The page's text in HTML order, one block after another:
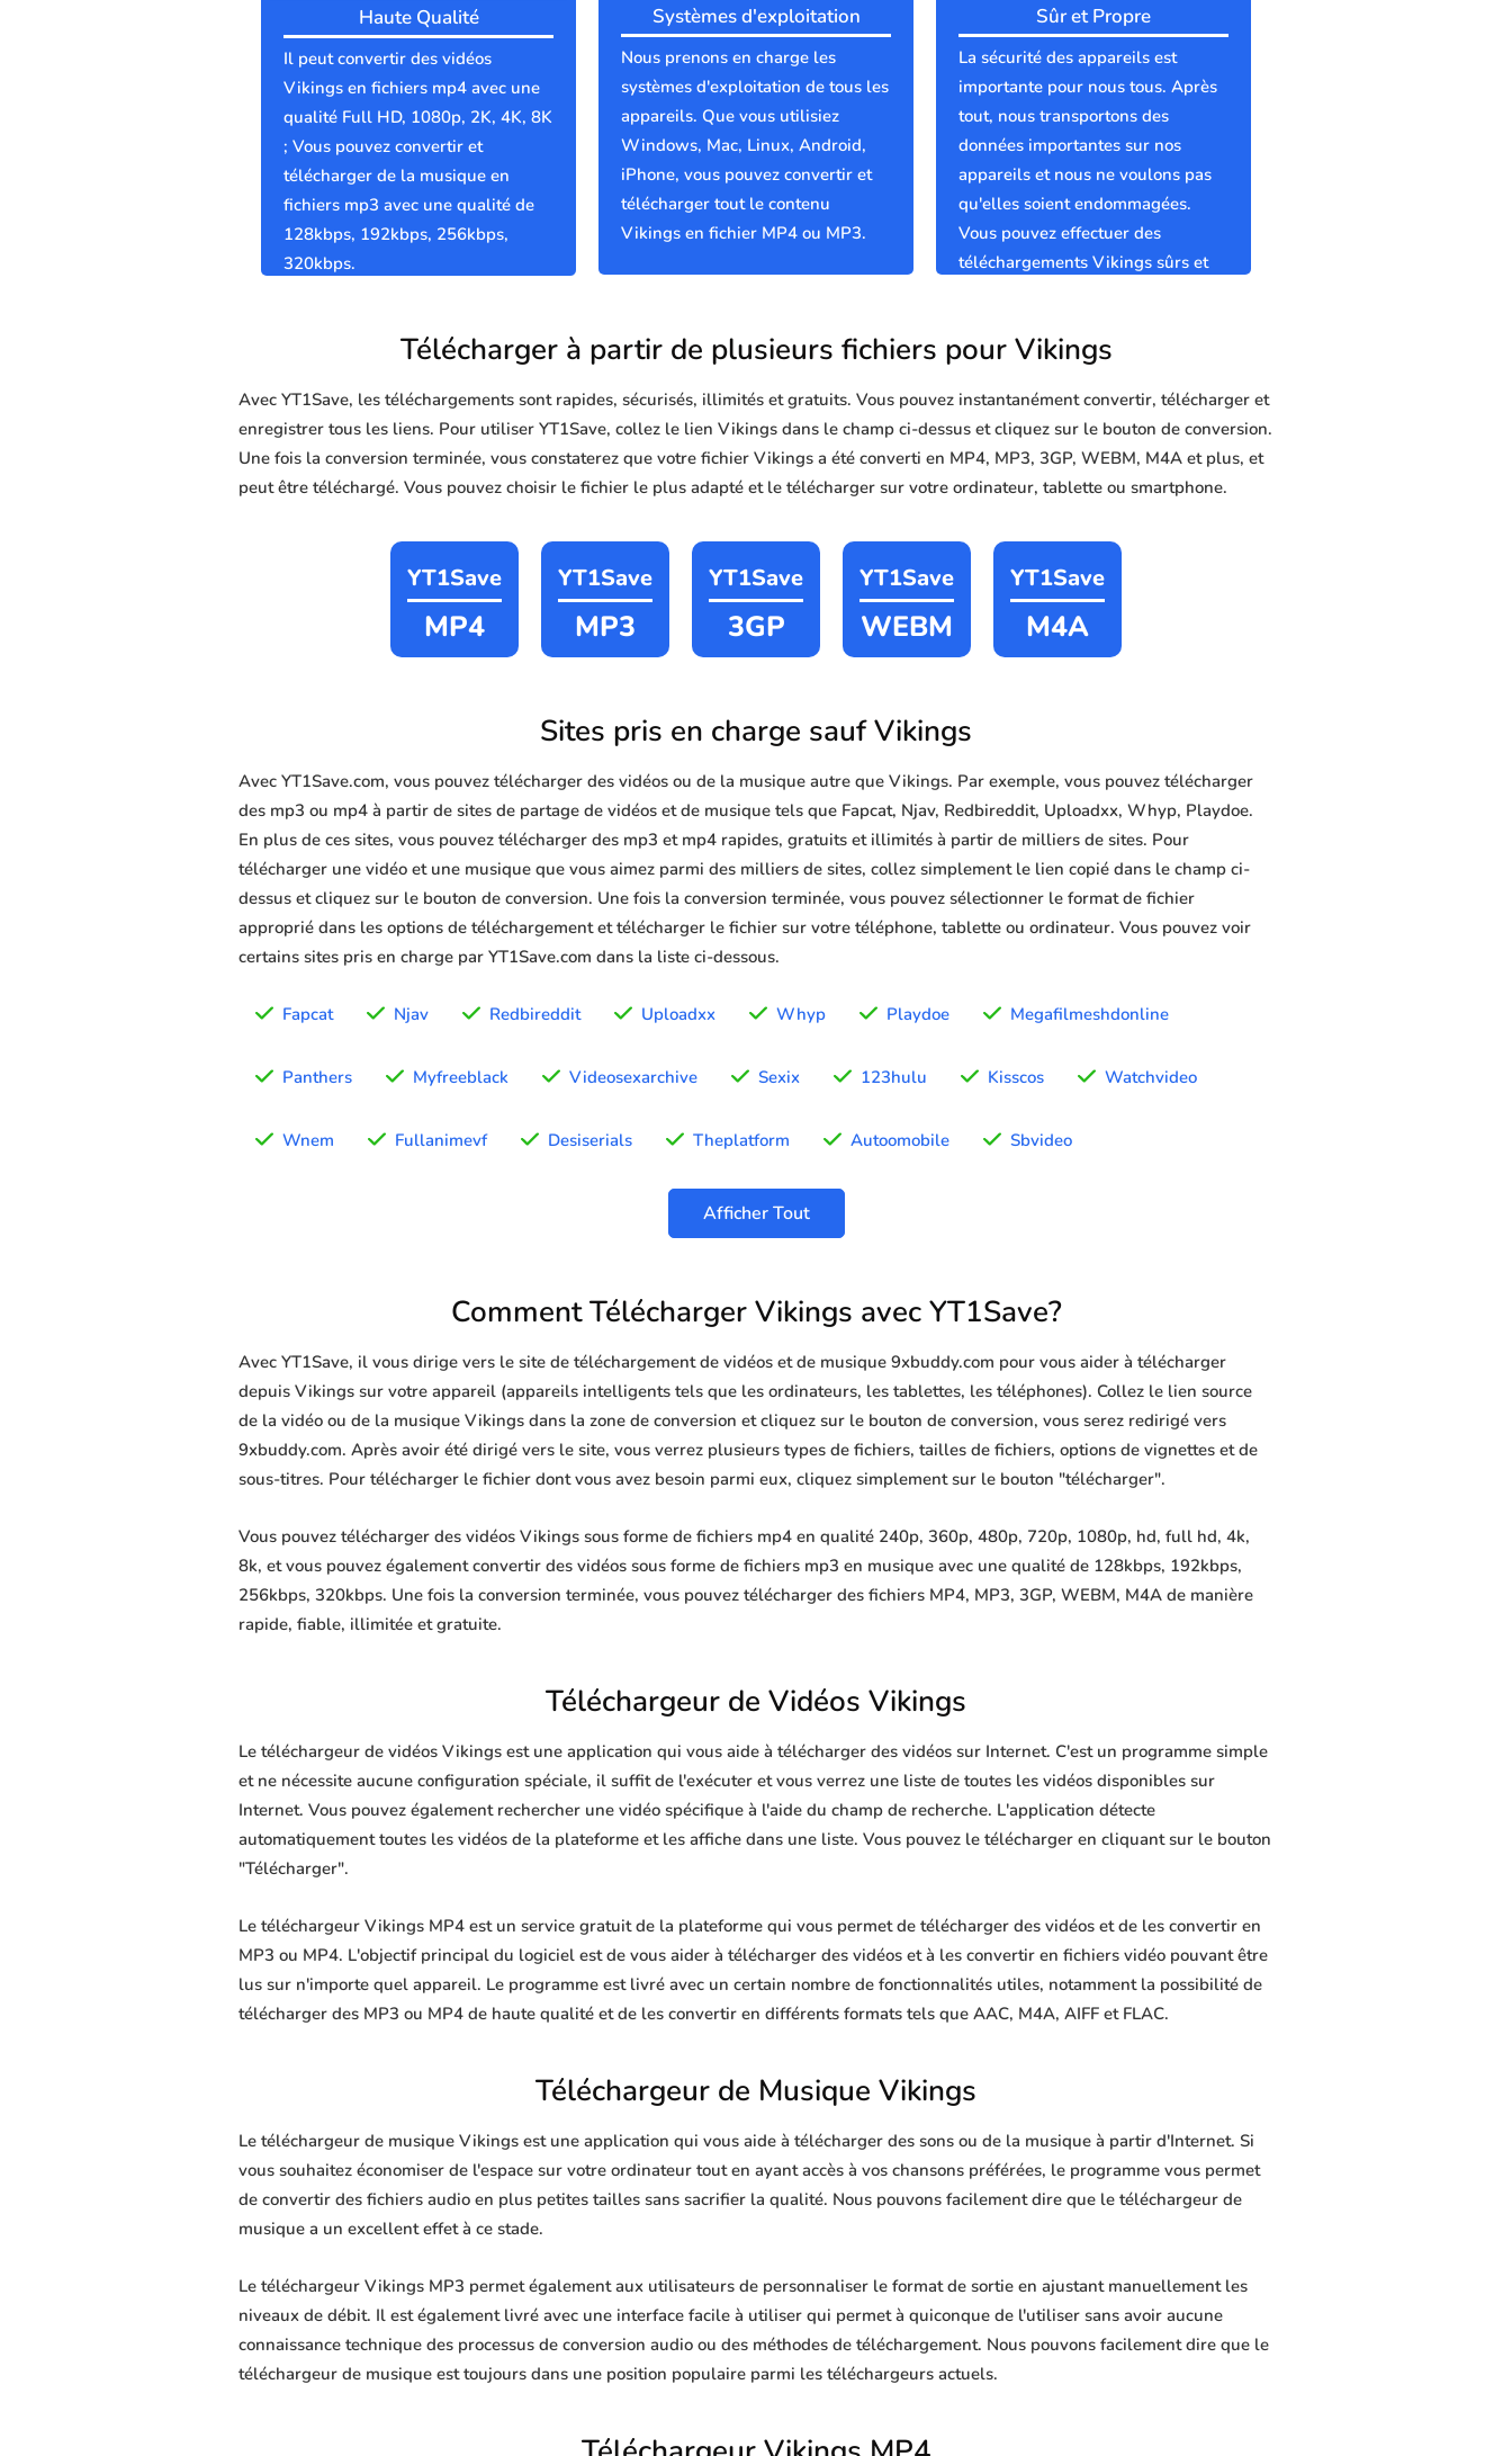
Haute Qualité
Il peut convertir des vidéos
Vikings en fichiers mp4 avec une
qualité Full HD, 1080p, 2K, 4K, 8K
; Vous pouvez convertir et
télécharger de la musique en
fichiers mp3 avec une qualité de
128kbps, 192kbps, 256kbps,
320kbps.
Systèmes d'exploitation
Nous prenons en charge les
systèmes d'exploitation de tous les
appareils. Que vous utilisiez
Windows, Mac, Linux, Android,
iPhone, vous pouvez convertir et
télécharger tout le contenu
Vikings en fichier MP4 ou MP3.
Sûr et Propre
La sécurité des appareils est
importante pour nous tous. Après
tout, nous transportons des
données importantes sur nos
appareils et nous ne voulons pas
qu'elles soient endommagées.
Vous pouvez effectuer des
téléchargements Vikings sûrs et
Télécharger à partir de plusieurs fichiers pour Vikings
Avec YT1Save, les téléchargements sont rapides, sécurisés, illimités et gratuits. Vous pouvez instantanément convertir, télécharger et
enregistrer tous les liens. Pour utiliser YT1Save, collez le lien Vikings dans le champ ci-dessus et cliquez sur le bouton de conversion.
Une fois la conversion terminée, vous constaterez que votre fichier Vikings a été converti en MP4, MP3, 3GP, WEBM, M4A et plus, et
peut être téléchargé. Vous pouvez choisir le fichier le plus adapté et le télécharger sur votre ordinateur, tablette ou smartphone.
YT1Save
MP4
YT1Save
MP3
YT1Save
3GP
YT1Save
WEBM
YT1Save
M4A
Sites pris en charge sauf Vikings
Avec YT1Save.com, vous pouvez télécharger des vidéos ou de la musique autre que Vikings. Par exemple, vous pouvez télécharger
des mp3 ou mp4 à partir de sites de partage de vidéos et de musique tels que Fapcat, Njav, Redbireddit, Uploadxx, Whyp, Playdoe.
En plus de ces sites, vous pouvez télécharger des mp3 et mp4 rapides, gratuits et illimités à partir de milliers de sites. Pour
télécharger une vidéo et une musique que vous aimez parmi des milliers de sites, collez simplement le lien copié dans le champ ci-
dessus et cliquez sur le bouton de conversion. Une fois la conversion terminée, vous pouvez sélectionner le format de fichier
approprié dans les options de téléchargement et télécharger le fichier sur votre téléphone, tablette ou ordinateur. Vous pouvez voir
certains sites pris en charge par YT1Save.com dans la liste ci-dessous.
Fapcat Njav Redbireddit Uploadxx Whyp Playdoe Megafilmeshdonline
Panthers Myfreeblack Videosexarchive Sexix 123hulu Kisscos Watchvideo
Wnem Fullanimevf Desiserials Theplatform Autoomobile Sbvideo
Afficher Tout
Comment Télécharger Vikings avec YT1Save?
Avec YT1Save, il vous dirige vers le site de téléchargement de vidéos et de musique 9xbuddy.com pour vous aider à télécharger
depuis Vikings sur votre appareil (appareils intelligents tels que les ordinateurs, les tablettes, les téléphones). Collez le lien source
de la vidéo ou de la musique Vikings dans la zone de conversion et cliquez sur le bouton de conversion, vous serez redirigé vers
9xbuddy.com. Après avoir été dirigé vers le site, vous verrez plusieurs types de fichiers, tailles de fichiers, options de vignettes et de
sous-titres. Pour télécharger le fichier dont vous avez besoin parmi eux, cliquez simplement sur le bouton "télécharger".
Vous pouvez télécharger des vidéos Vikings sous forme de fichiers mp4 en qualité 240p, 360p, 480p, 720p, 1080p, hd, full hd, 4k,
8k, et vous pouvez également convertir des vidéos sous forme de fichiers mp3 en musique avec une qualité de 128kbps, 192kbps,
256kbps, 320kbps. Une fois la conversion terminée, vous pouvez télécharger des fichiers MP4, MP3, 3GP, WEBM, M4A de manière
rapide, fiable, illimitée et gratuite.
Téléchargeur de Vidéos Vikings
Le téléchargeur de vidéos Vikings est une application qui vous aide à télécharger des vidéos sur Internet. C'est un programme simple
et ne nécessite aucune configuration spéciale, il suffit de l'exécuter et vous verrez une liste de toutes les vidéos disponibles sur
Internet. Vous pouvez également rechercher une vidéo spécifique à l'aide du champ de recherche. L'application détecte
automatiquement toutes les vidéos de la plateforme et les affiche dans une liste. Vous pouvez le télécharger en cliquant sur le bouton
"Télécharger".
Le téléchargeur Vikings MP4 est un service gratuit de la plateforme qui vous permet de télécharger des vidéos et de les convertir en
MP3 ou MP4. L'objectif principal du logiciel est de vous aider à télécharger des vidéos et à les convertir en fichiers vidéo pouvant être
lus sur n'importe quel appareil. Le programme est livré avec un certain nombre de fonctionnalités utiles, notamment la possibilité de
télécharger des MP3 ou MP4 de haute qualité et de les convertir en différents formats tels que AAC, M4A, AIFF et FLAC.
Téléchargeur de Musique Vikings
Le téléchargeur de musique Vikings est une application qui vous aide à télécharger des sons ou de la musique à partir d'Internet. Si
vous souhaitez économiser de l'espace sur votre ordinateur tout en ayant accès à vos chansons préférées, le programme vous permet
de convertir des fichiers audio en plus petites tailles sans sacrifier la qualité. Nous pouvons facilement dire que le téléchargeur de
musique a un excellent effet à ce stade.
Le téléchargeur Vikings MP3 permet également aux utilisateurs de personnaliser le format de sortie en ajustant manuellement les
niveaux de débit. Il est également livré avec une interface facile à utiliser qui permet à quiconque de l'utiliser sans avoir aucune
connaissance technique des processus de conversion audio ou des méthodes de téléchargement. Nous pouvons facilement dire que le
téléchargeur de musique est toujours dans une position populaire parmi les téléchargeurs actuels.